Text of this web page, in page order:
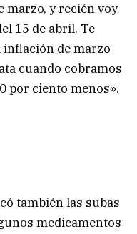
marzo, y recién voy
15 de abril. Te
inflación de marzo
cuando cobramos
por ciento menos».
también las subas
medicamentos